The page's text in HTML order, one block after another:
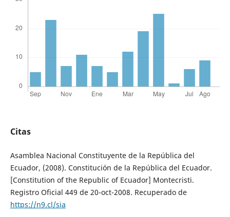
Citas
Asamblea Nacional Constituyente de la República del
Ecuador, (2008). Constitución de la República del Ecuador.
[Constitution of the Republic of Ecuador] Montecristi.
Registro Oficial 449 de 20-oct-2008. Recuperado de
https://n9.cl/sia